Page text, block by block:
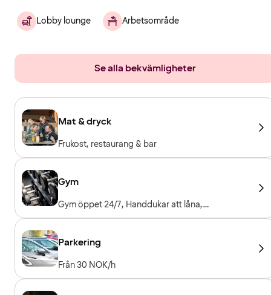
Lobby lounge Arbetsområde
Se alla bekvämligheter
Mat & dryck
Frukost, restaurang & bar
Gym
Gym öppet 24/7, Handdukar att låna,
Träningsmaskiner, Konditionsmaskiner, Fria
Parkering
Från 30 NOK/h